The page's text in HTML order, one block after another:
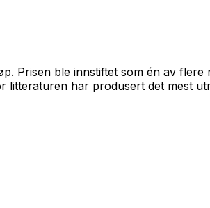
Prisen ble innstiftet som én av flere
har produsert det mest